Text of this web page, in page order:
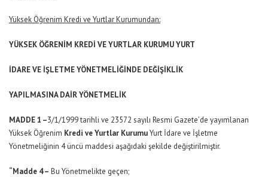
Yüksek Öğrenim Kredi ve Yurtlar Kurumundan:
YÜKSEK ÖĞRENİM KREDİ VE YURTLAR KURUMU YURT
İDARE VE İŞLETME YÖNETMELİĞİNDE DEĞİŞİKLİK
YAPILMASINA DAİR YÖNETMELİK
MADDE 1 –3/1/1999 tarihli ve 23572 sayılı Resmi Gazete’de yayımlanan
Yüksek Öğrenim Kredi ve Yurtlar KurumuYurt İdare ve İşletme
Yönetmeliğinin 4 üncü maddesi aşağıdaki şekilde değiştirilmiştir.
“Madde 4 – Bu Yönetmelikte geçen;